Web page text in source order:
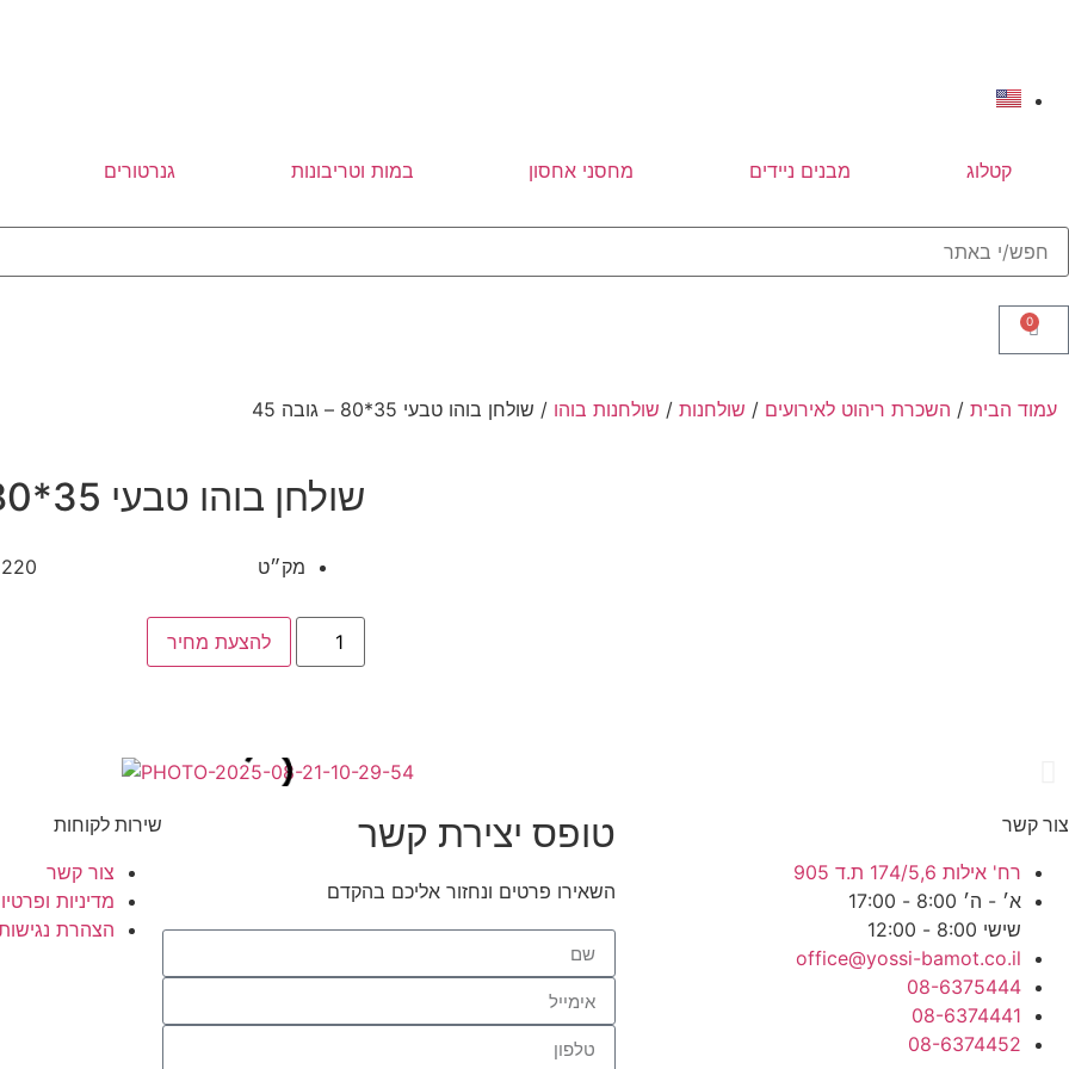
קטלוג מבנים ניידים מחסני אחסון במות וטריבונות גנרטורים
0
עמוד הבית / השכרת ריהוט לאירועים / שולחנות / שולחנות בוהו / שולחן בוהו טבעי 35*80 – גובה 45
שולחן בוהו טבעי 35*80 – גובה 45
מק״ט
להצעת מחיר
צור קשר
רח' אילות 174/5,6 ת.ד 905
א׳ - ה׳ 8:00 - 17:00
שישי 8:00 - 12:00
office@yossi-bamot.co.il
08-6375444
08-6374441
08-6374452
טופס יצירת קשר
השאירו פרטים ונחזור אליכם בהקדם
שירות לקוחות
צור קשר
מדיניות
הצהרת